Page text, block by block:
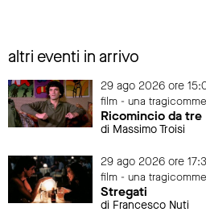
altri eventi in arrivo
29 ago 2026 ore
film - una
Ricomincio da tre
di Massimo Troisi
29 ago 2026 ore
film - una
Stregati
di Francesco Nuti